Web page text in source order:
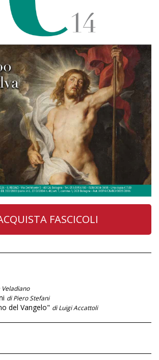
FASCICOLI
di Piero Stefani
del Vangelo" di Luigi Accattoli